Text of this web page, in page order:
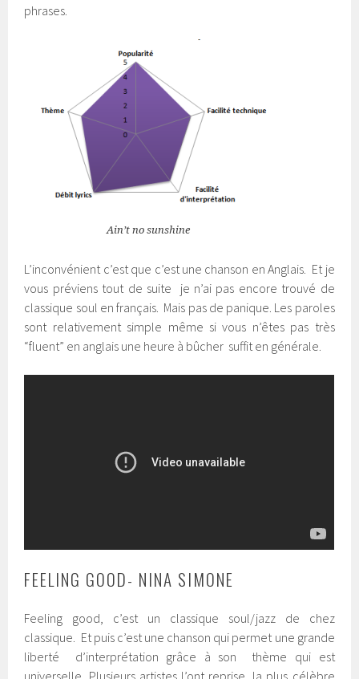
phrases.
Ain’t no sunshine
L’inconvénient c’est que c’est une chanson en Anglais. Et je
vous préviens tout de suite je n’ai pas encore trouvé de
classique soul en français. Mais pas de panique. Les paroles
sont relativement simple même si vous n’êtes pas très
“fluent” en anglais une heure à bûcher suffit en générale.
FEELING GOOD- NINA SIMONE
Feeling good, c’est un classique soul/jazz de chez
classique. Et puis c’est une chanson qui permet une grande
liberté d’interprétation grâce à son thème qui est
universelle. Plusieurs artistes l’ont reprise, la plus célèbre